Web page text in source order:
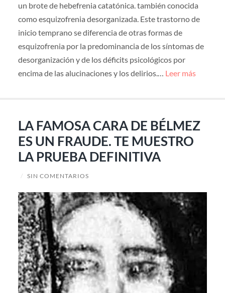
un brote de hebefrenia catatónica. también conocida
como esquizofrenia desorganizada. Este trastorno de
inicio temprano se diferencia de otras formas de
esquizofrenia por la predominancia de los síntomas de
desorganización y de los déficits psicológicos por
encima de las alucinaciones y los delirios.… Leer más
LA FAMOSA CARA DE BÉLMEZ
ES UN FRAUDE. TE MUESTRO
LA PRUEBA DEFINITIVA
/ SIN COMENTARIOS